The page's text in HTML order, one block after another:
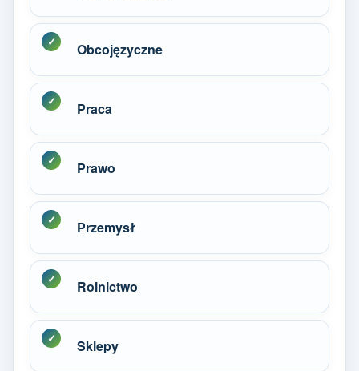
Obcojęzyczne
Praca
Prawo
Przemysł
Rolnictwo
Sklepy